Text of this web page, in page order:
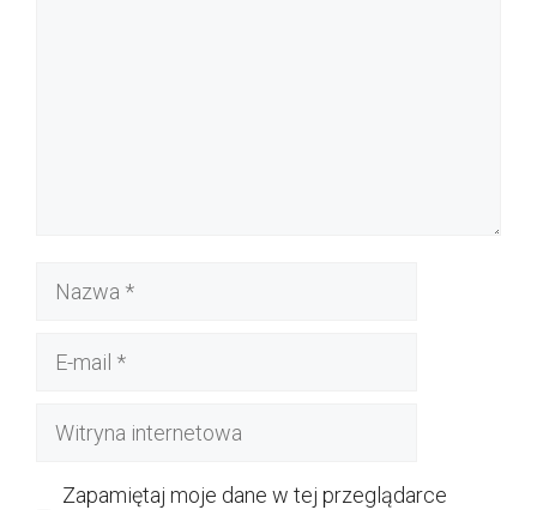
Nazwa
Witryna
Zapamiętaj moje dane w tej przeglądarce